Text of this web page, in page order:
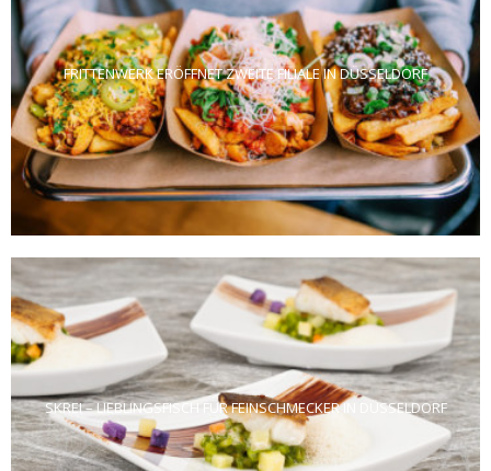
FRITTENWERK ERÖFFNET ZWEITE FILIALE IN DÜSSELDORF
SKREI – LIEBLINGSFISCH FÜR FEINSCHMECKER IN DÜSSELDORF